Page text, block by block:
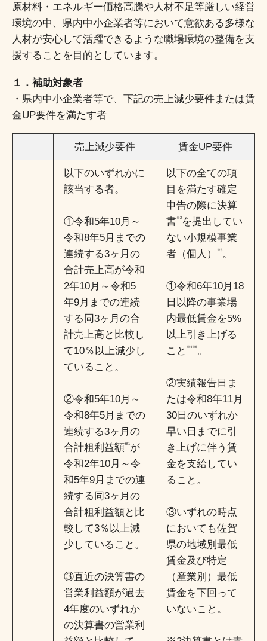
原材料・エネルギー価格高騰や人材不足等厳しい経営
環境の中、 県内中小企業者等において意欲ある多様な
人材が安心して活躍できるような職場環境の整備を支
援することを目的としています。
１．補助対象者
・県内中小企業者等で、下記の売上減少要件または賃
金UP要件を満たす者
売上減少要件 賃金UP要件
以下のいずれかに
該当する者。
①令和5年10月～
令和8年5月までの
連続する3ヶ月の
合計売上高が令和
2年10月～令和5
年9月までの連続
する同3ヶ月の合
計売上高と比較し
て10％以上減少し
ていること。
②令和5年10月～
令和8年5月までの
連続する3ヶ月の
合計粗利益額※1 が
令和2年10月～令
和5年9月までの連
続する同3ヶ月の
合計粗利益額と比
較して3％以上減
少していること。
③直近の決算書の
営業利益額が過去
4年度のいずれか
の決算書の営業利
以下の全ての項
目を満たす確定
申告の際に決算
書※2 を提出してい
ない小規模事業
者（個人）
※3。
①令和6年10月18
日以降の事業場
内最低賃金を5%
以上引き上げる
こと
※4※5。
②実績報告日ま
たは令和8年11月
30日のいずれか
早い日までに引
き上げに伴う賃
金を支給してい
ること。
③いずれの時点
においても佐賀
県の地域別最低
賃金及び特定
（産業別）最低
賃金を下回って
いないこと。